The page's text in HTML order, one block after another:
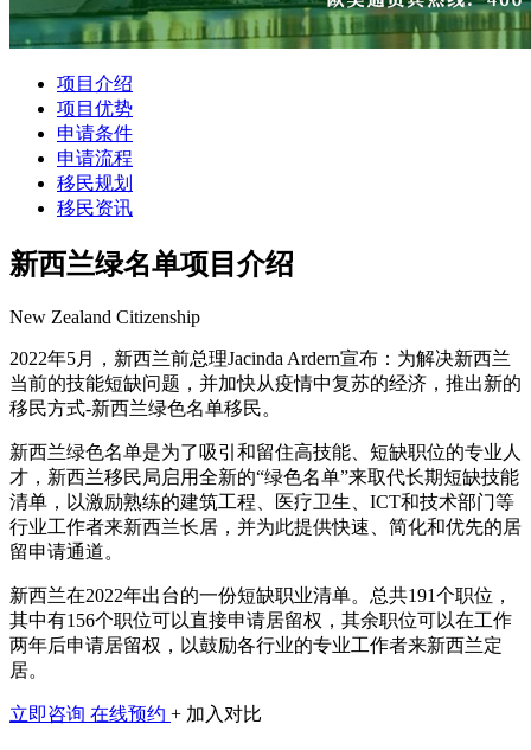
项目介绍
项目优势
申请条件
申请流程
移民规划
移民资讯
新西兰绿名单项目介绍
New Zealand Citizenship
2022年5月，新西兰前总理Jacinda Ardern宣布：为解决新西兰
当前的技能短缺问题，并加快从疫情中复苏的经济，推出新的
移民方式-新西兰绿色名单移民。
新西兰绿色名单是为了吸引和留住高技能、短缺职位的专业人
才，新西兰移民局启用全新的“绿色名单”来取代长期短缺技能
清单，以激励熟练的建筑工程、医疗卫生、ICT和技术部门等
行业工作者来新西兰长居，并为此提供快速、简化和优先的居
留申请通道。
新西兰在2022年出台的一份短缺职业清单。总共191个职位，
其中有156个职位可以直接申请居留权，其余职位可以在工作
两年后申请居留权，以鼓励各行业的专业工作者来新西兰定
居。
立即咨询 在线预约 + 加入对比